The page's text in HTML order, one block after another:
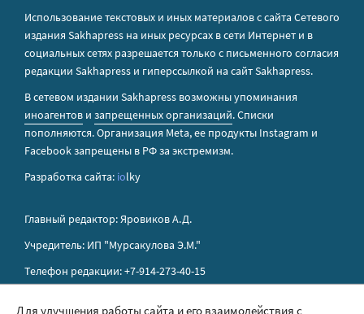
Использование текстовых и иных материалов с сайта Сетевого
издания Sakhapress на иных ресурсах в сети Интернет и в
социальных сетях разрешается только с письменного согласия
редакции Sakhapress и гиперссылкой на сайт Sakhapress.
В сетевом издании Sakhapress возможны упоминания
иноагентов и запрещенных организаций. Списки
пополняются. Организация Metа, ее продукты Instagram и
Facebook запрещены в РФ за экстремизм.
Разработка сайта: iolky
Главный редактор: Яровиков А.Д.
Учредитель: ИП "Мурсакулова Э.М."
Телефон редакции: +7-914-273-40-15
Для улучшения работы сайта и его взаимодействия с